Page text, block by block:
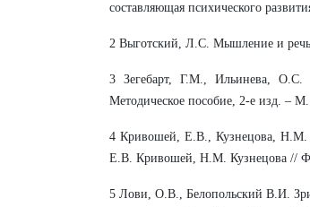
составляющая психического
2 Выготский, Л.С. Мышление и
3 Зегебарт, Г.М., Ильинева, О.С.
Методическое пособие, 2-е изд. –
4 Кривошей, Е.В., Кузнецова, Н.М.
Е.В. Кривошей, Н.М. Кузнецова //
5 Лови, О.В., Белопольский В.И.